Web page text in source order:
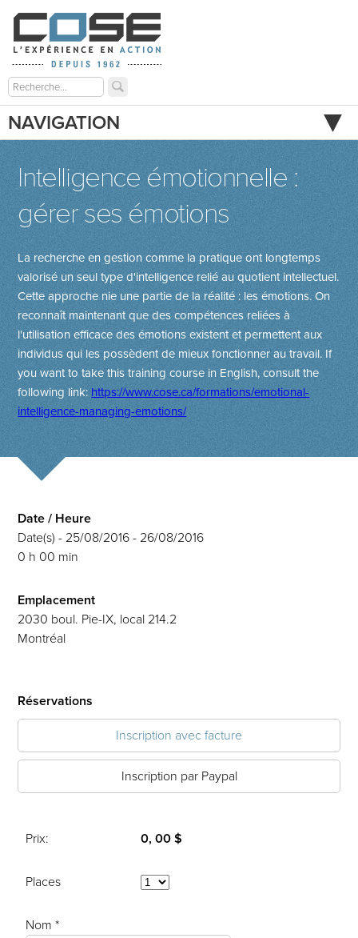
NAVIGATION
Intelligence émotionnelle :
gérer ses émotions
La recherche en gestion comme la pratique ont longtemps
valorisé un seul type d'intelligence relié au quotient intellectuel.
Cette approche nie une partie de la réalité : les émotions. On
reconnaît maintenant que des compétences reliées à
l'utilisation efficace des émotions existent et permettent aux
individus qui les possèdent de mieux fonctionner au travail. If
you want to take this training course in English, consult the
following link:https://www.cose.ca/formations/emotional-
intelligence-managing-emotions/
Date / Heure
Date(s) - 25/08/2016 - 26/08/2016
0 h 00 min
Emplacement
2030 boul. Pie-IX, local 214.2
Montréal
Réservations
Inscription avec facture
Inscription par Paypal
Prix: 0, 00 $
Places
Nom *